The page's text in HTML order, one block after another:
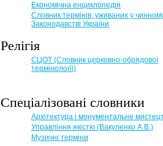
Eкономічна енциклопедія
Словник термінів, уживаних у
Законодавстві України
Релігія
СЦОТ (Словник церковно-обрядової
термінології)
Спеціалізовані словники
Архітектура і монументальне
Управління якістю (Вакуленко А.В.)
Музичні терміни